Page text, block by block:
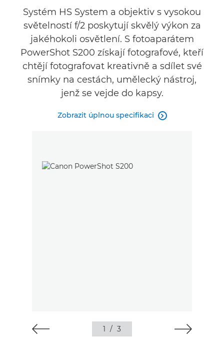
Systém HS System a objektiv s vysokou
světelností f/2 poskytují skvělý výkon za
jakéhokoli osvětlení. S fotoaparátem
PowerShot S200 získají fotografové, kteří
chtějí fotografovat kreativně a sdílet své
snímky na cestách, umělecký nástroj,
jenž se vejde do kapsy.
Zobrazit úplnou specifikaci 
1 / 3